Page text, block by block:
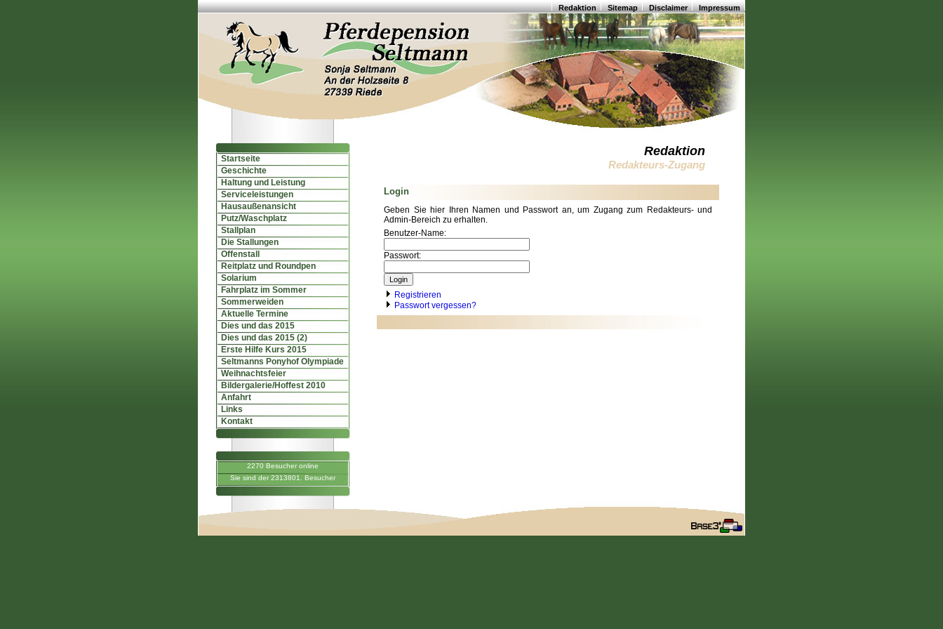
Redaktion Sitemap Disclaimer Impressum
Startseite
Geschichte
Haltung und Leistung
Serviceleistungen
Hausaußenansicht
Putz/Waschplatz
Stallplan
Die Stallungen
Offenstall
Reitplatz und Roundpen
Solarium
Fahrplatz im Sommer
Sommerweiden
Aktuelle Termine
Dies und das 2015
Dies und das 2015 (2)
Erste Hilfe Kurs 2015
Seltmanns Ponyhof Olympiade
Weihnachtsfeier
Bildergalerie/Hoffest 2010
Anfahrt
Links
Kontakt
2270 Besucher online
Sie sind der 2313801. Besucher
Redaktion
Redakteurs-Zugang
Login
Geben Sie hier Ihren Namen und Passwort an, um Zugang zum Redakteurs- und
Admin-Bereich zu erhalten.
Benutzer-Name:
Passwort:
Registrieren
Passwort vergessen?